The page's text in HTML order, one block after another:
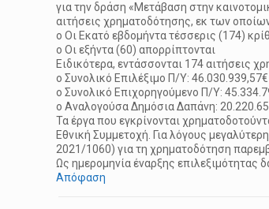
για την δράση «Μετάβαση στην
αιτήσεις χρηματοδότησης, εκ των
o Οι Εκατό εβδομήντα τέσσερις (174)
o Οι εξήντα (60) απορρίπτονται
Ειδικότερα, εντάσσονται 174 αιτήσεις
o Συνολικό Επιλέξιμο Π/Υ: 46.030.939,57€
o Συνολικό Επιχορηγούμενο Π/Υ:
o Αναλογούσα Δημόσια Δαπάνη:
Τα έργα που εγκρίνονται
Εθνική Συμμετοχή. Για λόγους
2021/1060) για τη χρηματοδότηση
Ως ημερομηνία έναρξης επιλεξιμότητας
Απόφαση